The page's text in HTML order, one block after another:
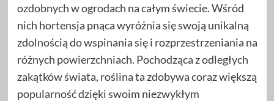
ozdobnych w ogrodach na całym świecie. Wśród
nich hortensja pnąca wyróżnia się swoją unikalną
zdolnością do wspinania się i rozprzestrzeniania na
różnych powierzchniach. Pochodząca z odległych
zakątków świata, roślina ta zdobywa coraz większą
popularność dzięki swoim niezwykłym